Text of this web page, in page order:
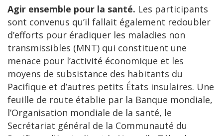
Agir ensemble pour la santé. Les participants
sont convenus qu’il fallait également redoubler
d’efforts pour éradiquer les maladies non
transmissibles (MNT) qui constituent une
menace pour l’activité économique et les
moyens de subsistance des habitants du
Pacifique et d’autres petits États insulaires. Une
feuille de route établie par la Banque mondiale,
l’Organisation mondiale de la santé, le
Secrétariat général de la Communauté du